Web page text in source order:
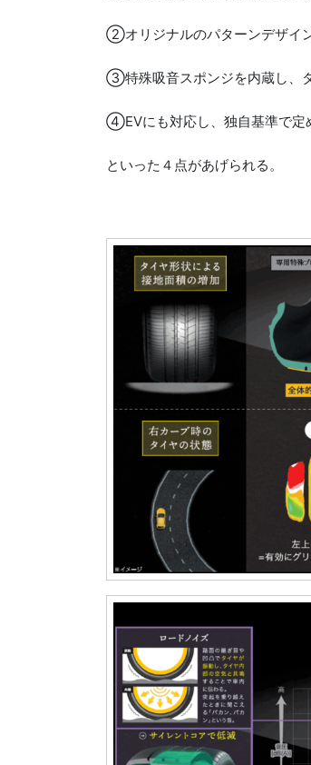
②オリジナルのパターンデザイ
③特殊吸音スポンジを内蔵し、
④EVにも対応し、独自基準で定
といった４点があげられる。